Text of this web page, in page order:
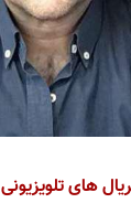
های تلویزیونی